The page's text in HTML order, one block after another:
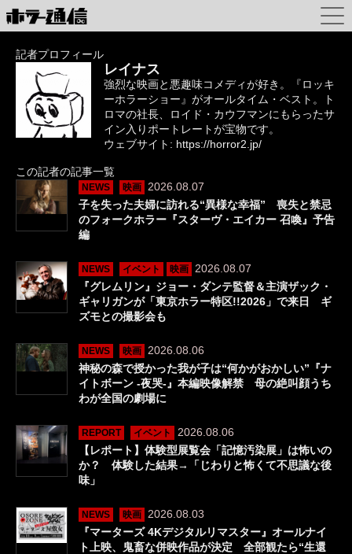
記者プロフィール
レイナス
強烈な映画と悪趣味コメディが好き。『ロッキ
ーホラーショー』がオールタイム・ベスト。ト
ロマの社長、ロイド・カウフマンにもらったサ
イン入りポートレートが宝物です。
ウェブサイト: https://horror2.jp/
この記者の記事一覧
NEWS 映画
2026.08.07
子を失った夫婦に訪れる“異様な幸福” 喪失と禁忌
のフォークホラー『スターヴ・エイカー 召喚』予告
編
NEWS イベント 映画
2026.08.07
『グレムリン』ジョー・ダンテ監督＆主演ザック・
ギャリガンが「東京ホラー特区!!2026」で来日 ギ
ズモとの撮影会も
NEWS 映画
2026.08.06
神秘の森で授かった我が子は“何かがおかしい”『ナ
イトボーン -夜哭-』本編映像解禁 母の絶叫顔うち
わが全国の劇場に
REPORT イベント
2026.08.06
【レポート】体験型展覧会「記憶汚染展」は怖いの
か？ 体験した結果→「じわりと怖くて不思議な後
味」
NEWS 映画
2026.08.03
『マーターズ 4Kデジタルリマスター』オールナイ
ト上映、鬼畜な併映作品が決定 全部観たら“生還